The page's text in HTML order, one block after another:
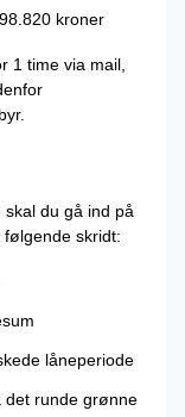
kroner
1 time via mail,
du gå ind på
skridt:
låneperiode
det runde grønne